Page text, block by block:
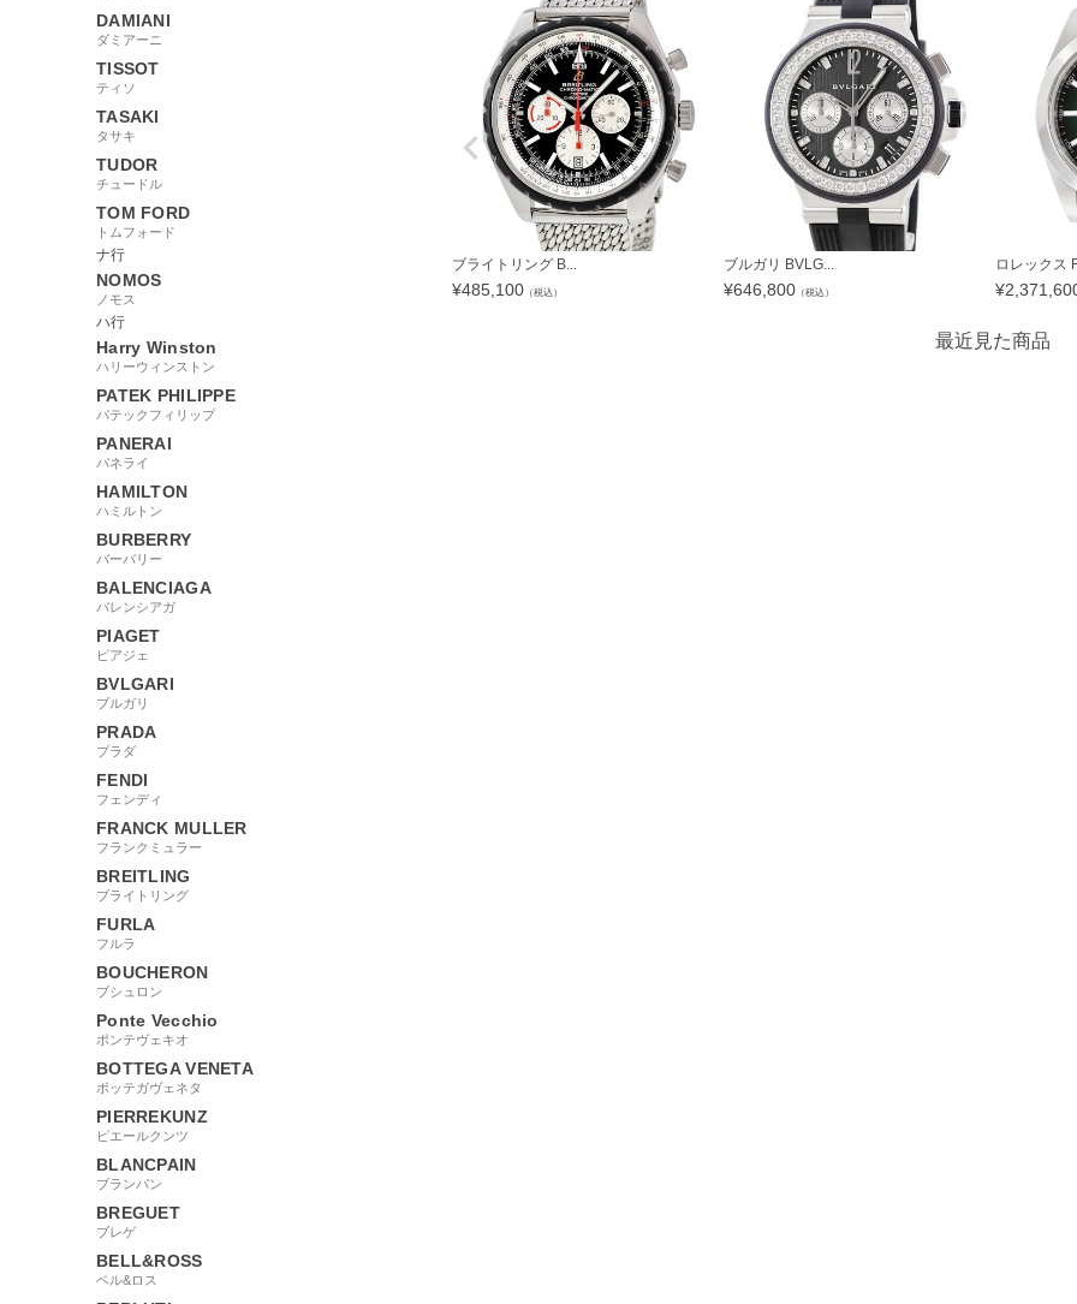
DAMIANI
ダミアーニ
TISSOT
ティソ
TASAKI
タサキ
TUDOR
チュードル
TOM FORD
トムフォード
ナ行
NOMOS
ノモス
ハ行
Harry Winston
ハリーウィンストン
PATEK PHILIPPE
パテックフィリップ
PANERAI
パネライ
HAMILTON
ハミルトン
BURBERRY
バーバリー
BALENCIAGA
バレンシアガ
PIAGET
ピアジェ
BVLGARI
ブルガリ
PRADA
プラダ
FENDI
フェンディ
FRANCK MULLER
フランクミュラー
BREITLING
ブライトリング
FURLA
フルラ
BOUCHERON
ブシュロン
Ponte Vecchio
ポンテヴェキオ
BOTTEGA VENETA
ボッテガヴェネタ
PIERREKUNZ
ピエールクンツ
BLANCPAIN
ブランパン
BREGUET
ブレゲ
BELL&ROSS
ベル&ロス
ブライトリング B...
¥485,100 （税込）
ブルガリ BVLG...
¥646,800 （税込）
ロレックス
¥
最近見た商品